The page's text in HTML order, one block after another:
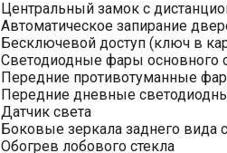
Центральный замок с
Автоматическое запирание
Бесключевой доступ (ключ в
Светодиодные фары основного
Передние противотуманные
Передние дневные
Датчик света
Боковые зеркала заднего вида
Обогрев лобового стекла